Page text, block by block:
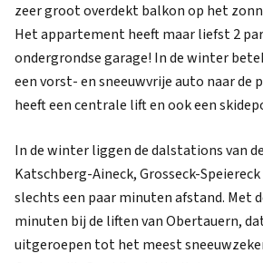
zeer groot overdekt balkon op het
Het appartement heeft maar liefst 2
ondergrondse garage! In de winter
een vorst- en sneeuwvrije auto naar de
heeft een centrale lift en ook een
In de winter liggen de dalstations van
Katschberg-Aineck, Grosseck-
slechts een paar minuten afstand. Met
minuten bij de liften van Obertauern,
uitgeroepen tot het meest